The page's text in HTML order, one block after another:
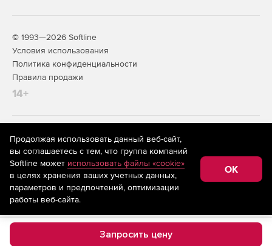
Запросить цену
© 1993—2026 Softline
Условия использования
Политика конфиденциальности
Правила продажи
14+
На информационном ресурсе store.softline.ru применяются
рекомендательные технологии
(информационные технологии
предоставления информации на основе сбора,
систематизации и анализа сведений, относящихся к
предпочтениям пользователей сети «Интернет»,
находящихся на территории Российской Федерации)
Продолжая использовать данный веб-сайт,
вы соглашаетесь с тем, что группа компаний
Softline может использовать файлы «cookie»
в целях хранения ваших учетных данных,
параметров и предпочтений, оптимизации
работы веб-сайта.
OK